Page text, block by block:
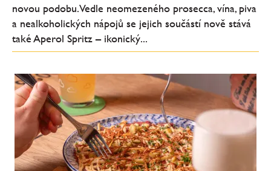
novou podobu. Vedle neomezeného prosecca, vína, piva
a nealkoholických nápojů se jejich součástí nově stává
také Aperol Spritz – ikonický...